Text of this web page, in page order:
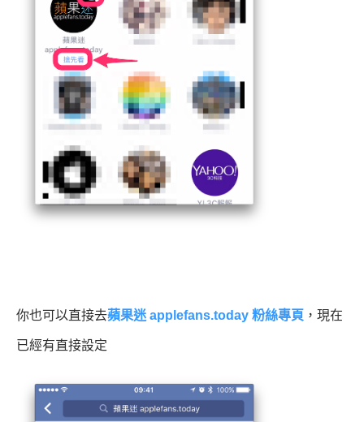
你也可以直接去蘋果迷 applefans.today 粉絲專頁 ，現在
已經有直接設定